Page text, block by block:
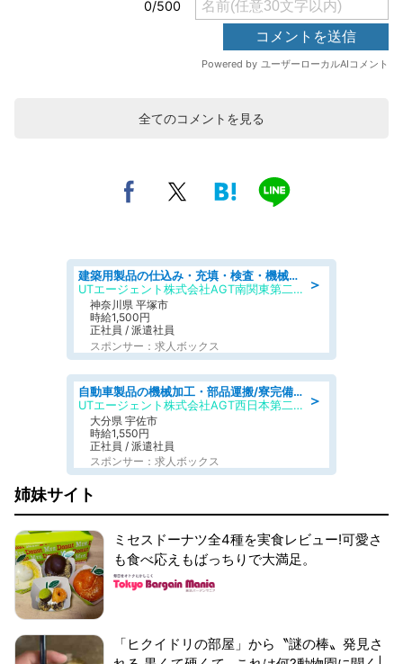
全てのコメントを見る
＞
建築用製品の仕込み・充填・検査・機械操作/寮完備/日払い/工場・製造
UTエージェント株式会社AGT南関東第二CU
神奈川県 平塚市
時給1,500円
正社員 / 派遣社員
スポンサー：求人ボックス
＞
自動車製品の機械加工・部品運搬/寮完備/日払い/工場・製造
UTエージェント株式会社AGT西日本第二CU
大分県 宇佐市
時給1,550円
正社員 / 派遣社員
スポンサー：求人ボックス
姉妹サイト
ミセスドーナツ全4種を実食レビュー!可愛さ
も食べ応えもばっちりで大満足。
「ヒクイドリの部屋」から〝謎の棒〟発見さ